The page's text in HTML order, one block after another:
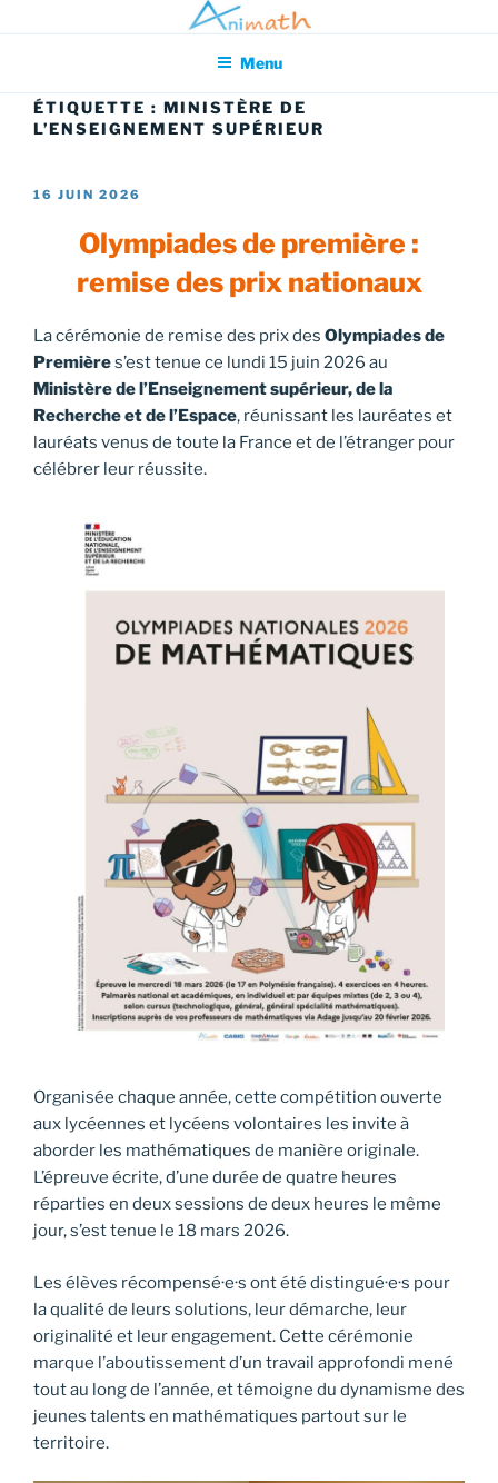
au
principal
Association pour l'Animation en Mathématiques
Menu
ÉTIQUETTE : MINISTÈRE DE
L’ENSEIGNEMENT SUPÉRIEUR
PUBLIÉ
16 JUIN 2026
Olympiades de première :
remise des prix nationaux
La cérémonie de remise des prix des Olympiades de
Premières’est tenue ce lundi 15 juin 2026 au
Ministère de l’Enseignement supérieur, de la
Recherche et de l’Espace, réunissant les lauréates et
lauréats venus de toute la France et de l’étranger pour
célébrer leur réussite.
Organisée chaque année, cette compétition ouverte
aux lycéennes et lycéens volontaires les invite à
aborder les mathématiques de manière originale.
L’épreuve écrite, d’une durée de quatre heures
réparties en deux sessions de deux heures le même
jour, s’est tenue le 18 mars 2026.
Les élèves récompensé·e·s ont été distingué·e·s pour
la qualité de leurs solutions, leur démarche, leur
originalité et leur engagement. Cette cérémonie
marque l’aboutissement d’un travail approfondi mené
tout au long de l’année, et témoigne du dynamisme des
jeunes talents en mathématiques partout sur le
territoire.